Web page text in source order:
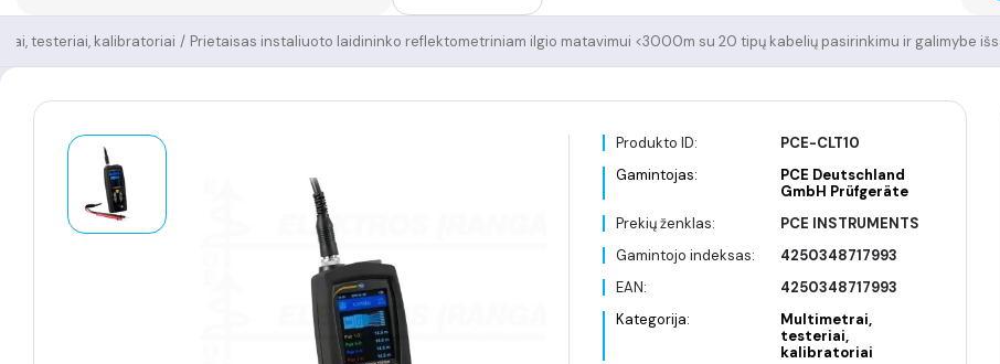
Prietaisas instaliuoto laidininko reflektometriniam ilgio matavimui <3000m su 20 tipų kabelių pasirinkimu ir galimybe
/
testeriai, kalibratoriai
Produkto ID:
PCE-CLT10
Gamintojas:
PCE Deutschland
GmbH Prüfgeräte
Prekių ženklas:
PCE INSTRUMENTS
Gamintojo indeksas:
4250348717993
EAN:
4250348717993
Kategorija:
Multimetrai,
testeriai,
kalibratoriai